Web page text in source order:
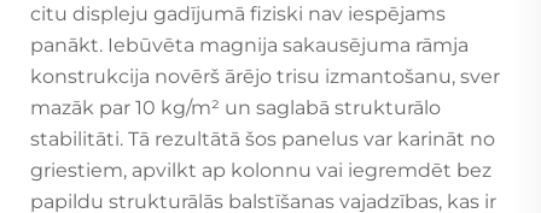
citu displeju gadījumā fiziski nav iespējams
panākt. Iebūvēta magnija sakausējuma rāmja
konstrukcija novērš ārējo trisu izmantošanu, sver
mazāk par 10 kg/m² un saglabā strukturālo
stabilitāti. Tā rezultātā šos panelus var karināt no
griestiem, apvilkt ap kolonnu vai iegremdēt bez
papildu strukturālās balstīšanas vajadzības, kas ir